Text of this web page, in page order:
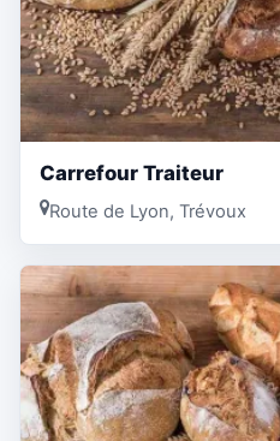
Carrefour Traiteur
Route de Lyon, Trévoux